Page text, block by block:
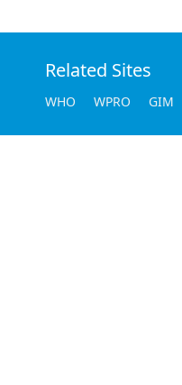
Related Sites
WHO WPRO GIM